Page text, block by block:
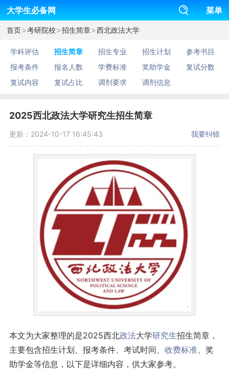
大学生必备网 菜单
首页>考研院校>招生简章>西北政法大学
学科评估 招生简章 招生专业 招生计划
参考书目
报考条件
报名人数 学费标准 奖助学金
复试分数
复试内容
复试占比 调剂要求 调剂信息
2025西北政法大学研究生招生简章
更新：2024-10-17 16:45:43 我要纠错
本文为大家整理的是2025西北政法大学研究生招生简章，
主要包含招生计划、报考条件、考试时间、 收费标准、奖
助学金等信息，以下是详细内容，供大家参考。